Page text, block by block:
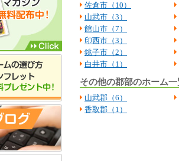
佐倉市（10）
山武市 （3）
館山市（7）
印西市（3）
銚子市（2）
白井市（1）
その他の郡部のホーム
山武郡（6）
香取郡（1）